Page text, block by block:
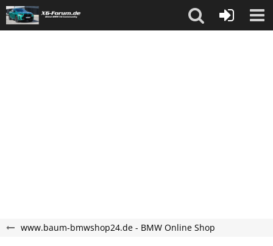
www.baum-bmwshop24.de - BMW Online Shop